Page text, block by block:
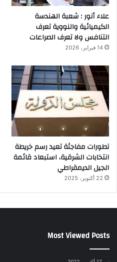
علاء أنور : شعبة الهندسة
الكيميائية والنووية تعرف
التنافس ولا تعرف الصراعات
14 فبراير، 2026
تطورات مفاجئة تعيد رسم خريطة
انتخابات الشرقية، استبعاد قائمة
الجيل الديمقراطي
22 أكتوبر، 2025
Most Viewed Posts